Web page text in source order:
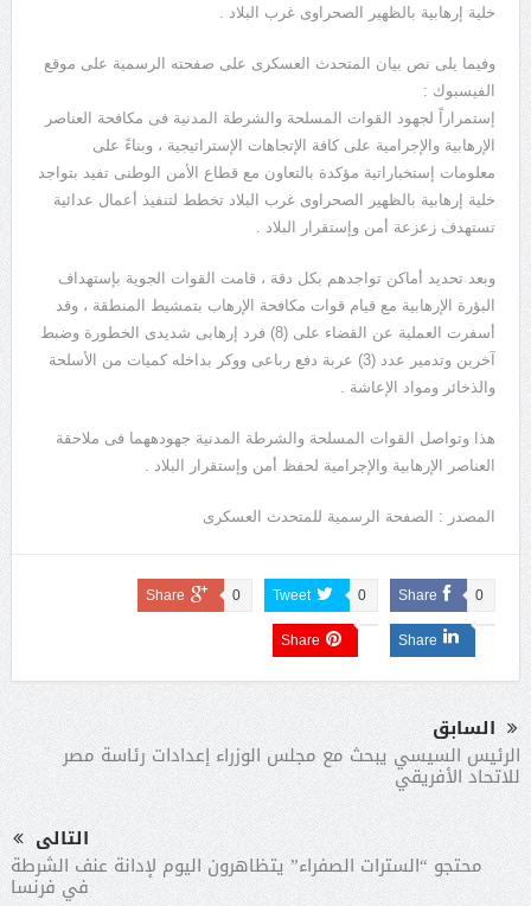
خلية إرهابية بالظهير الصحراوى غرب البلاد .
وفيما يلى نص بيان المتحدث العسكرى على صفحته الرسمية على موقع
الفيسبوك :
إستمراراً لجهود القوات المسلحة والشرطة المدنية فى مكافحة العناصر
الإرهابية والإجرامية على كافة الإتجاهات الإستراتيجية ، وبناءً على
معلومات إستخباراتية مؤكدة بالتعاون مع قطاع الأمن الوطنى تفيد بتواجد
خلية إرهابية بالظهير الصحراوى غرب البلاد تخطط لتنفيذ أعمال عدائية
تستهدف زعزعة أمن وإستقرار البلاد .
وبعد تحديد أماكن تواجدهم بكل دقة ، قامت القوات الجوية بإستهداف
البؤرة الإرهابية مع قيام قوات مكافحة الإرهاب بتمشيط المنطقة ، وقد
أسفرت العملية عن القضاء على (8) فرد إرهابى شديدى الخطورة وضبط
آخرين وتدمير عدد (3) عربة دفع رباعى ووكر بداخله كميات من الأسلحة
والذخائر ومواد الإعاشة .
هذا وتواصل القوات المسلحة والشرطة المدنية جهودههما فى ملاحقة
العناصر الإرهابية والإجرامية لحفظ أمن وإستقرار البلاد .
المصدر : الصفحة الرسمية للمتحدث العسكرى
Share 0
Tweet 0
Share 0
Share
Share
السابق
الرئيس السيسي يبحث مع مجلس الوزراء إعدادات رئاسة مصر
للاتحاد الأفريقي
التالى
محتجو “السترات الصفراء” يتظاهرون اليوم لإدانة عنف الشرطة
في فرنسا